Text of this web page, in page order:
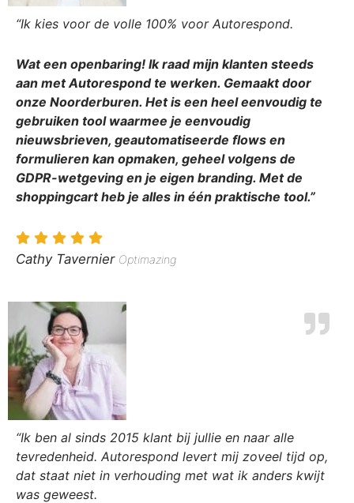
“Ik kies voor de volle 100% voor Autorespond.
Wat een openbaring! Ik raad mijn klanten steeds
aan met Autorespond te werken. Gemaakt door
onze Noorderburen. Het is een heel eenvoudig te
gebruiken tool waarmee je eenvoudig
nieuwsbrieven, geautomatiseerde flows en
formulieren kan opmaken, geheel volgens de
GDPR-wetgeving en je eigen branding. Met de
shoppingcart heb je alles in één praktische tool.”
Cathy Tavernier Optimazing
“Ik ben al sinds 2015 klant bij jullie en naar alle
tevredenheid. Autorespond levert mij zoveel tijd op,
dat staat niet in verhouding met wat ik anders kwijt
was geweest.